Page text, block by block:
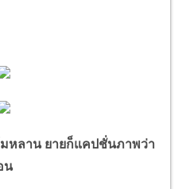
ลาน ยายก็แคปชั่นภาพว่า
น